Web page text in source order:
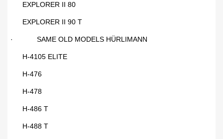
EXPLORER II 80
EXPLORER II 90 T
· SAME OLD MODELS HÜRLIMANN
H-4105 ELITE
H-476
H-478
H-486 T
H-488 T